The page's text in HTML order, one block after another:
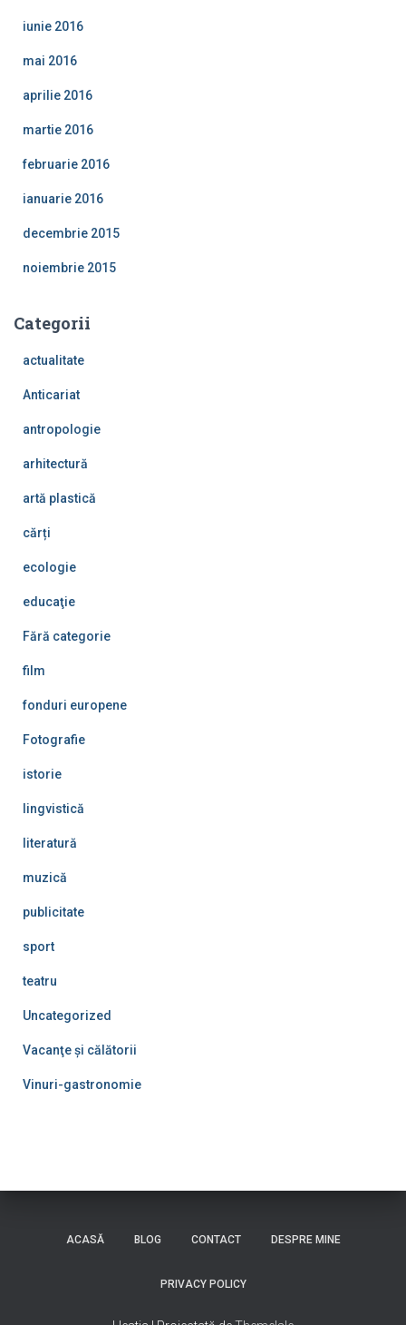
iunie 2016
mai 2016
aprilie 2016
martie 2016
februarie 2016
ianuarie 2016
decembrie 2015
noiembrie 2015
Categorii
actualitate
Anticariat
antropologie
arhitectură
artă plastică
cărți
ecologie
educaţie
Fără categorie
film
fonduri europene
Fotografie
istorie
lingvistică
literatură
muzică
publicitate
sport
teatru
Uncategorized
Vacanţe şi călătorii
Vinuri-gastronomie
ACASĂ BLOG CONTACT DESPRE MINE
PRIVACY POLICY